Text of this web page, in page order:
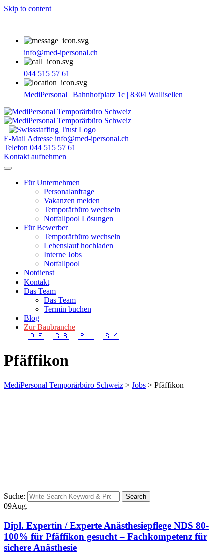
Skip to content
info@med-ipersonal.ch
044 515 57 61
MediPersonal | Bahnhofplatz 1c | 8304 Wallisellen
E-Mail Adresse info@med-ipersonal.ch
Telefon 044 515 57 61
Kontakt aufnehmen
Für Unternehmen
Personalanfrage
Vakanzen melden
Temporärbüro wechseln
Notfallpool Lösungen
Für Bewerber
Temporärbüro wechseln
Lebenslauf hochladen
Interne Jobs
Notfallpool
Notdienst
Kontakt
Das Team
Das Team
Termin buchen
Blog
Zur Baubranche
🇩🇪
🇬🇧 🇵🇱 🇸🇰
Pfäffikon
MediPersonal Temporärbüro Schweiz > Jobs > Pfäffikon
Suche: Search
09Aug.
Dipl. Expertin / Experte Anästhesiepflege NDS 80-
100% für Pfäffikon gesucht – Fachkompetenz für
sichere Anästhesie